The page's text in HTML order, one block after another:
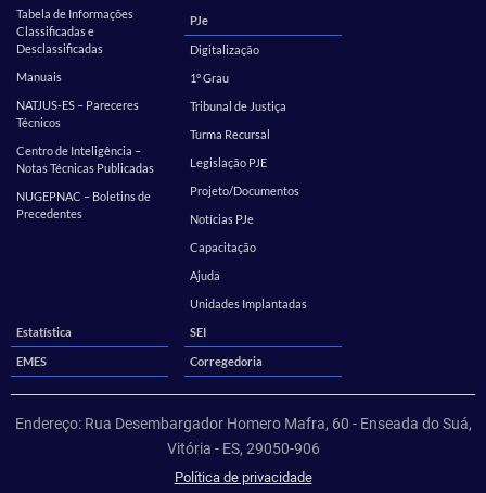
Tabela de Informações
Classificadas e
Desclassificadas
Manuais
NATJUS-ES – Pareceres
Técnicos
Centro de Inteligência –
Notas Técnicas Publicadas
NUGEPNAC – Boletins de
Precedentes
PJe
Digitalização
1º Grau
Tribunal de Justiça
Turma Recursal
Legislação PJE
Projeto/Documentos
Notícias PJe
Capacitação
Ajuda
Unidades Implantadas
Estatística
SEI
EMES Corregedoria
Endereço: Rua Desembargador Homero Mafra, 60 - Enseada do Suá,
Vitória - ES, 29050-906
Política de privacidade